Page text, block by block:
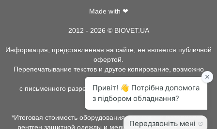
Made with ❤
2012 - 2026 © BIOVET.UA
Информация, представленная на сайте, не является публичной
офертой.
Перепечатывание текстов и другое копирование, возможно
только
с письменного разрешения администрации BIOVET.UA.
*Итоговая стоимость оборудования, расходных материалов,
рентген защитной одежды и медицинской одежды может